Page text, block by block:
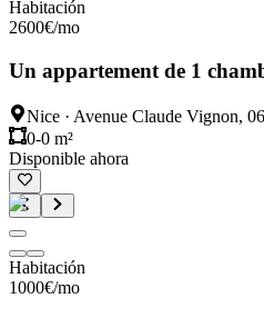
Habitación
2600€/mo
Un appartement de 1
Nice · Avenue Claude Vignon,
0-0 m²
Disponible ahora
Habitación
1000€/mo